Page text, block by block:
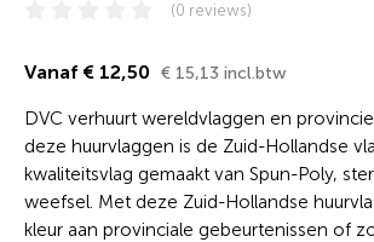
(0 reviews)
Vanaf € 12,50 € 15,13 incl.btw
DVC verhuurt wereldvlaggen en
deze huurvlaggen is de Zuid-Hollandse
kwaliteitsvlag gemaakt van Spun-Poly,
weefsel. Met deze Zuid-Hollandse
kleur aan provinciale gebeurtenissen of